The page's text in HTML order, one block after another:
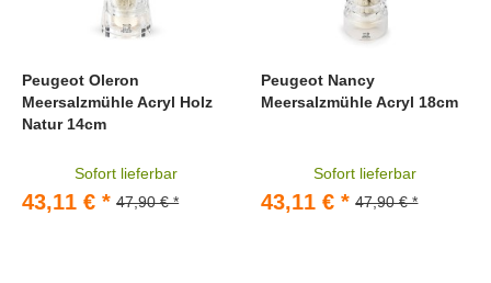
Peugeot Oleron
Meersalzmühle Acryl Holz
Natur 14cm
Sofort lieferbar
47,90 € *
43,11 € *
Peugeot Nancy
Meersalzmühle Acryl 18cm
Sofort lieferbar
47,90 € *
43,11 € *